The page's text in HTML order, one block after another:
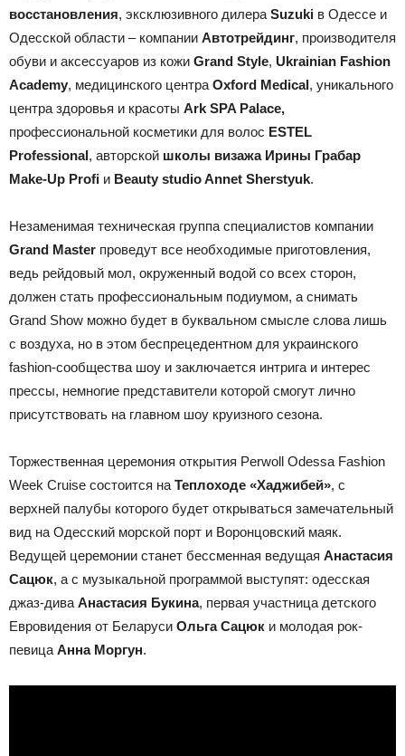
восстановления, эксклюзивного дилера Suzuki в Одессе и
Одесской области – компании Автотрейдинг, производителя
обуви и аксессуаров из кожи Grand Style, Ukrainian Fashion
Academy, медицинского центра Oxford Medical, уникального
центра здоровья и красоты Ark SPA Palace,
профессиональной косметики для волос ESTEL
Professional, авторской школы визажа Ирины Грабар
Make-Up Profi и Beauty studio Annet Sherstyuk.
Незаменимая техническая группа специалистов компании
Grand Master проведут все необходимые приготовления,
ведь рейдовый мол, окруженный водой со всех сторон,
должен стать профессиональным подиумом, а снимать
Grand Show можно будет в буквальном смысле слова лишь
с воздуха, но в этом беспрецедентном для украинского
fashion-сообщества шоу и заключается интрига и интерес
прессы, немногие представители которой смогут лично
присутствовать на главном шоу круизного сезона.
Торжественная церемония открытия Perwoll Odessa Fashion
Week Cruise состоится на Теплоходе «Хаджибей», с
верхней палубы которого будет открываться замечательный
вид на Одесский морской порт и Воронцовский маяк.
Ведущей церемонии станет бессменная ведущая Анастасия
Сацюк, а с музыкальной программой выступят: одесская
джаз-дива Анастасия Букина, первая участница детского
Евровидения от Беларуси Ольга Сацюк и молодая рок-
певица Анна Моргун.